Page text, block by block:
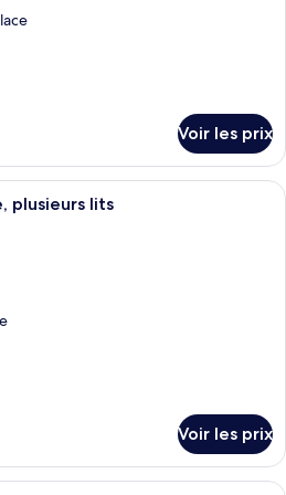
Voir les prix
Une chambre d’hôtel avec un
plusieurs lits
Voir les prix
Une chambre d’hôtel moderne